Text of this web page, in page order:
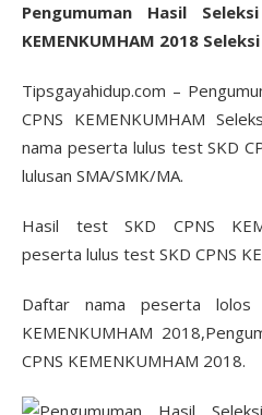
Pengumuman Hasil
KEMENKUMHAM 2018
Tipsgayahidup.com –
CPNS KEMENKUMHAM
nama peserta lulus test SKD
lulusan SMA/SMK/MA.
Hasil test SKD CPNS
peserta lulus test SKD CPNS
Daftar nama peserta lolos
KEMENKUMHAM
CPNS KEMENKUMHAM 2018.